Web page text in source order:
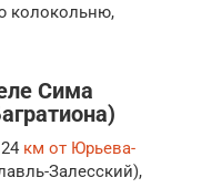
колокольню,
Сима
км от Юрьева-
Залесский),